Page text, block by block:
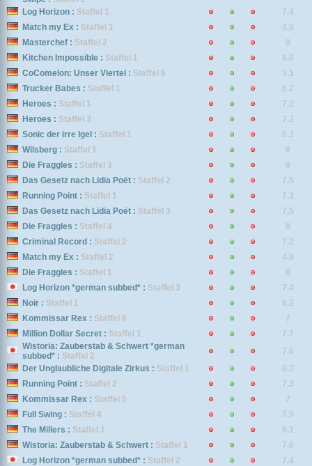
Log Horizon : Staffel 1
7.4
Match my Ex : Staffel 1
4.9
Masterchef : Staffel 2
0
Kitchen Impossible : Staffel 1
8.8
CoComelon: Unser Viertel : Staffel 6
3.1
Trucker Babes : Staffel 1
6.2
Heroes : Staffel 1
7.2
Heroes : Staffel 3
7.2
Sonic der irre Igel : Staffel 1
6.3
Wilsberg : Staffel 1
8
Die Fraggles : Staffel 3
8
Das Gesetz nach Lidia Poët : Staffel 2
7.5
Running Point : Staffel 1
7.3
Das Gesetz nach Lidia Poët : Staffel 3
7.5
Die Fraggles : Staffel 4
8
Criminal Record : Staffel 2
7.2
Match my Ex : Staffel 2
4.9
Die Fraggles : Staffel 1
8
Log Horizon *german subbed* : Staffel 3
7.4
Noir : Staffel 1
8.2
Kommissar Rex : Staffel 6
7
Million Dollar Secret : Staffel 1
7.7
Wistoria: Zauberstab & Schwert *german
subbed* : Staffel 2
7.6
Der Unglaubliche Digitale Zirkus : Staffel 1
8.3
Running Point : Staffel 2
7.3
Kommissar Rex : Staffel 5
7
Full Swing : Staffel 4
7.9
The Millers : Staffel 1
6.1
Wistoria: Zauberstab & Schwert : Staffel 1
7.6
Log Horizon *german subbed* : Staffel 2
7.4